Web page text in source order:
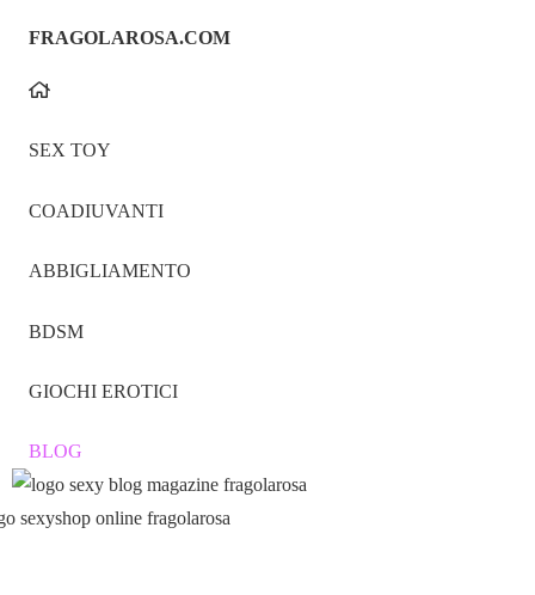
FRAGOLAROSA.COM
SEX TOY
COADIUVANTI
ABBIGLIAMENTO
BDSM
GIOCHI EROTICI
BLOG